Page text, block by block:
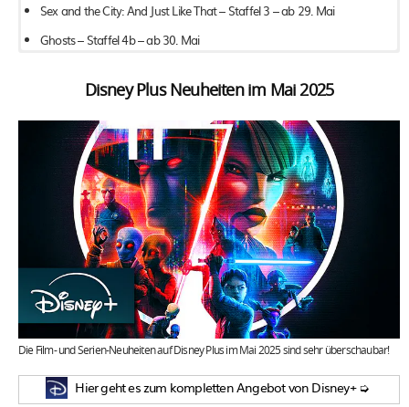
Sex and the City: And Just Like That – Staffel 3 – ab 29. Mai
Ghosts – Staffel 4b – ab 30. Mai
Feste & Freunde – ab 02. Mai
Salem’s Lot – Brennen muss Salem – ab 3. Mai
Sneaks – Sky Original – ab 9. Mai
Thelma – Rache war nie süßer – ab 10. Mai
Wir sind Champions 2 – ab 15. Mai
Never Let Go – ab 16. Mai
The Room Next Door – ab 17. Mai
Weekend in Taipei – ab 23. Mai
Niko – Reise zu den Polarlichtern – ab 24. Mai
Dragonkeeper – ab 29. Mai
Disney Plus Neuheiten im Mai 2025
Die Film- und Serien-Neuheiten auf Disney Plus im Mai 2025 sind sehr überschaubar!
Hier geht es zum kompletten Angebot von Disney+ ➭